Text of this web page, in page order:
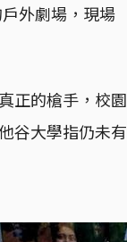
外劇場，現場
正的槍手，校園
谷大學指仍未有